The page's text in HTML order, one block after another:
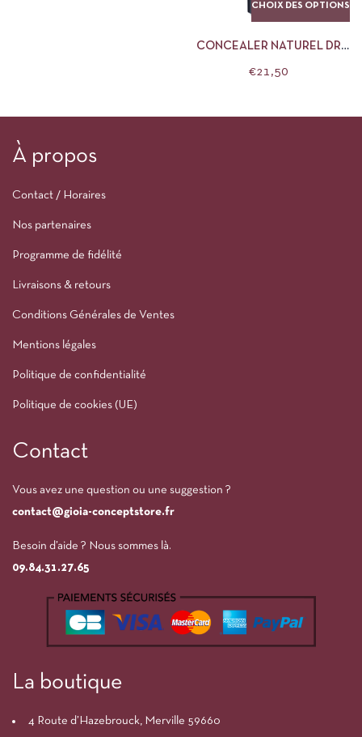
CHOIX DES OPTIONS
CONCEALER NATUREL DR
€21,50
À propos
Contact / Horaires
Nos partenaires
Programme de fidélité
Livraisons & retours
Conditions Générales de Ventes
Mentions légales
Politique de confidentialité
Politique de cookies (UE)
Contact
Vous avez une question ou une suggestion ?
contact@gioia-conceptstore.fr
Besoin d’aide ? Nous sommes là.
09.84.31.27.65
La boutique
4 Route d’Hazebrouck, Merville 59660